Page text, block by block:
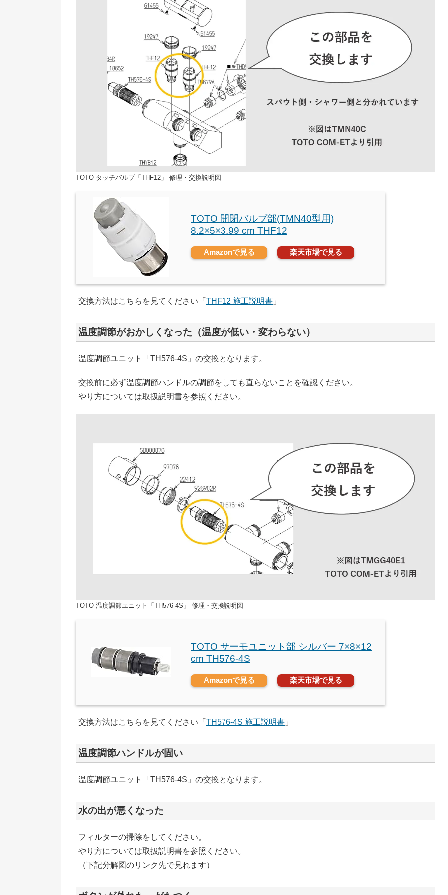
TOTO タッチバルブ「THF12」 修理・交換説明図
TOTO 開閉バルブ部(TMN40型用)
8.2×5×3.99 cm THF12
Amazonで見る 楽天市場で見る
交換方法はこちらを見てください「 THF12 施工説明書 」
温度調節がおかしくなった（温度が低い・変わらない）
温度調節ユニット「TH576-4S」の交換となります。
交換前に必ず温度調節ハンドルの調節をしても直らないことを確認ください。
やり方については取扱説明書を参照ください。
TOTO 温度調節ユニット「TH576-4S」 修理・交換説明図
TOTO サーモユニット部 シルバー 7×8×12
cm TH576-4S
Amazonで見る 楽天市場で見る
交換方法はこちらを見てください「 TH576-4S 施工説明書 」
温度調節ハンドルが固い
温度調節ユニット「TH576-4S」の交換となります。
水の出が悪くなった
フィルターの掃除をしてください。
やり方については取扱説明書を参照ください。
（下記分解図のリンク先で見れます）